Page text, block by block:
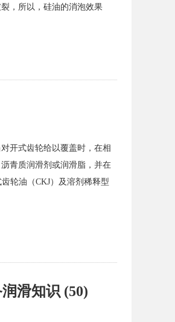
，所以，硅油的消泡效果
开式齿轮给以覆盖时，在相
青质润滑剂或润滑脂，并在
轮油（CKJ）及溶剂稀释型
滑知识 (50)